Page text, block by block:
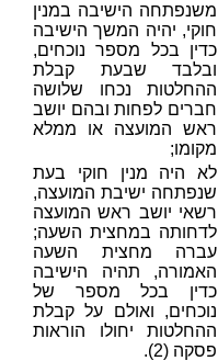
משנפתחה הישיבה במנין
חוקי, יהיה המשך הישיבה
כדין בכל מספר נוכחים,
ובלבד שבעת קבלת
ההחלטות נכחו שלושה
חברים לפחות ובהם יושב
ראש המועצה או ממלא
מקומו;
לא היה מנין חוקי בעת
שנפתחה ישיבת המועצה,
רשאי יושב ראש המועצה
לדחותה במחצית השעה;
עברה מחצית השעה
האמורה, תהיה הישיבה
כדין בכל מספר של
נוכחים, ואולם על קבלת
ההחלטות יחולו הוראות
פסקה (2).